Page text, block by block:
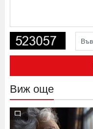
Виж още